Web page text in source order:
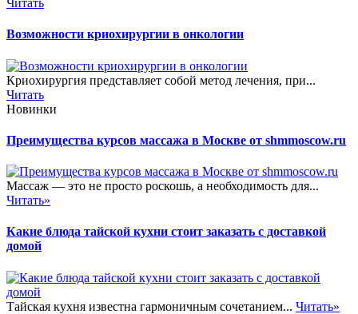
Читать
Возможности криохирургии в онкологии
Криохирургия представляет собой метод лечения, при...
Читать
Новинки
Преимущества курсов массажа в Москве от shmmoscow.ru
Массаж — это не просто роскошь, а необходимость для...
Читать»
Какие блюда тайской кухни стоит заказать с доставкой
домой
Тайская кухня известна гармоничным сочетанием... Читать»